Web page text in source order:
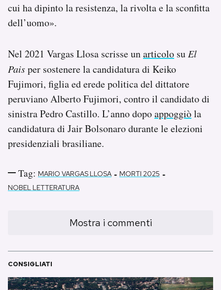
cui ha dipinto la resistenza, la rivolta e la sconfitta
dell’uomo».
Nel 2021 Vargas Llosa scrisse unarticolo su El
Paisper sostenere la candidatura di Keiko
Fujimori, figlia ed erede politica del dittatore
peruviano Alberto Fujimori, contro il candidato di
sinistra Pedro Castillo. L’anno dopoappoggiòla
candidatura di Jair Bolsonaro durante le elezioni
presidenziali brasiliane.
Tag: MARIO VARGAS LLOSA - MORTI 2025 -
NOBEL LETTERATURA
Mostra i commenti
CONSIGLIATI